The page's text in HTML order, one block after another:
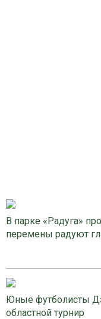
В парке «Радуга»
перемены радуют
Юные футболисты
областной турнир